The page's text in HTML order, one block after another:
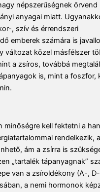
népszerűségnek örvend
anyagai miatt.
, szív és érrendszeri
emberek számára is
változat közel másfélszer
a zsíros, továbbá
is, mint a foszfor,
minőségre kell fektetni a
rendelkezik,
ám a zsírra is
„tartalék tápanyagnak”
van a zsíroldékony (A-,
a nemi hormonok